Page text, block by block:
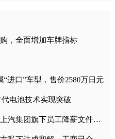
，全面增加车牌指标
进口”车型，售价2580万日元
电池技术实现突破
首个宣布降薪的大型车企，上汽集团旗下员工降薪文件曝光